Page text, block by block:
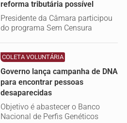
reforma tributária possível
Presidente da Câmara participou
do programa Sem Censura
COLETA VOLUNTÁRIA
Governo lança campanha de DNA
para encontrar pessoas
desaparecidas
Objetivo é abastecer o Banco
Nacional de Perfis Genéticos